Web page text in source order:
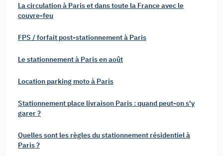
La circulation à Paris et dans toute la France avec le
couvre-feu
FPS / forfait post-stationnement à Paris
Le stationnement à Paris en août
Location parking moto à Paris
Stationnement place livraison Paris : quand peut-on s'y
garer ?
Quelles sont les règles du stationnement résidentiel à
Paris ?